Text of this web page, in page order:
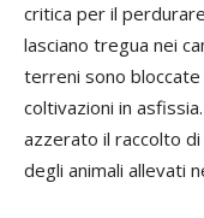
critica per il
lasciano tregua nei
terreni sono
coltivazioni in
azzerato il raccolto
degli animali allevati